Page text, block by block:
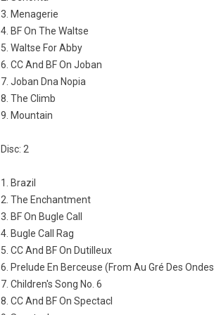
3. Menagerie
4. BF On The Waltse
5. Waltse For Abby
6. CC And BF On Joban
7. Joban Dna Nopia
8. The Climb
9. Mountain
Disc: 2
1. Brazil
2. The Enchantment
3. BF On Bugle Call
4. Bugle Call Rag
5. CC And BF On Dutilleux
6. Prelude En Berceuse (From Au Gré Des Ondes
7. Children's Song No. 6
8. CC And BF On Spectacl